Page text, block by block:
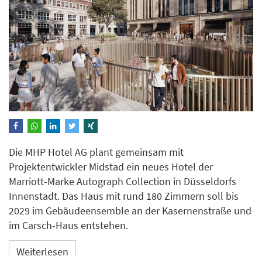
Die MHP Hotel AG plant gemeinsam mit
Projektentwickler Midstad ein neues Hotel der
Marriott-Marke Autograph Collection in Düsseldorfs
Innenstadt. Das Haus mit rund 180 Zimmern soll bis
2029 im Gebäudeensemble an der Kasernenstraße und
im Carsch-Haus entstehen.
Weiterlesen